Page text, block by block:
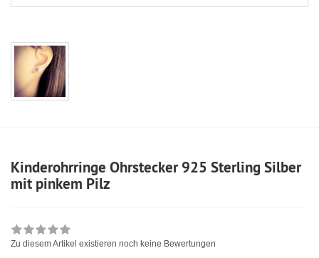
Kinderohrringe Ohrstecker 925 Sterling Silber
mit pinkem Pilz
Zu diesem Artikel existieren noch keine Bewertungen